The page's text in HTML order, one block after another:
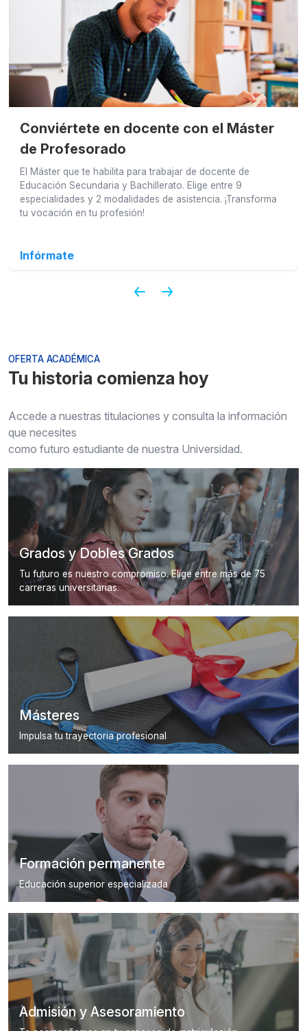
Conviértete en docente con el Máster
de Profesorado
El Máster que te habilita para trabajar de docente de
Educación Secundaria y Bachillerato. Elige entre 9
especialidades y 2 modalidades de asistencia. ¡Transforma
tu vocación en tu profesión!
Infórmate
OFERTA ACADÉMICA
Tu historia comienza hoy
Accede a nuestras titulaciones y consulta la información
que necesites
como futuro estudiante de nuestra Universidad.
Grados y Dobles Grados
Tu futuro es nuestro compromiso. Elige entre más de 75
carreras universitarias.
Másteres
Impulsa tu trayectoria profesional
Formación permanente
Educación superior especializada
Admisión y Asesoramiento